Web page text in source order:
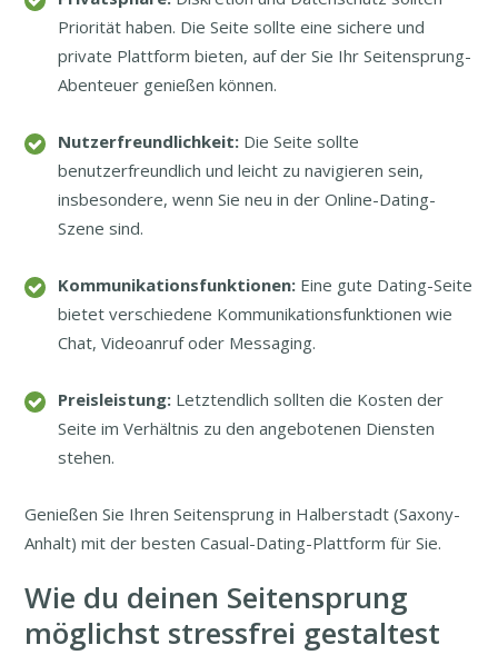
Priorität haben. Die Seite sollte eine sichere und
private Plattform bieten, auf der Sie Ihr Seitensprung-
Abenteuer genießen können.
Nutzerfreundlichkeit: Die Seite sollte
benutzerfreundlich und leicht zu navigieren sein,
insbesondere, wenn Sie neu in der Online-Dating-
Szene sind.
Kommunikationsfunktionen: Eine gute Dating-Seite
bietet verschiedene Kommunikationsfunktionen wie
Chat, Videoanruf oder Messaging.
Preisleistung: Letztendlich sollten die Kosten der
Seite im Verhältnis zu den angebotenen Diensten
stehen.
Genießen Sie Ihren Seitensprung in Halberstadt (Saxony-
Anhalt) mit der besten Casual-Dating-Plattform für Sie.
Wie du deinen Seitensprung
möglichst stressfrei gestaltest